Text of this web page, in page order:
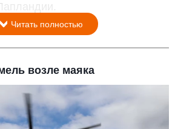
Читать полностью
возле маяка